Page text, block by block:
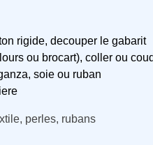
rigide, decouper le gabarit
ou brocart), coller ou
soie ou ruban
perles, rubans